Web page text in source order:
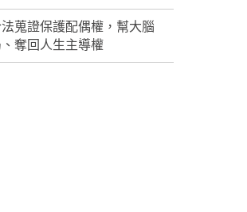
蒐證保護配偶權，幫大腦
奪回人生主導權